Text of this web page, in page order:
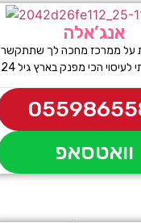
אנג’אלה
על ממרכז מחכה לך שתתקשר
לעיסוי הכי מפנק בארץ גיל 24
וואטסאפ